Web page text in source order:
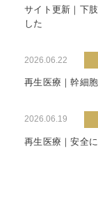
サイト更新｜下
した
2026.06.22
再生医療｜幹細
2026.06.19
再生医療｜安全